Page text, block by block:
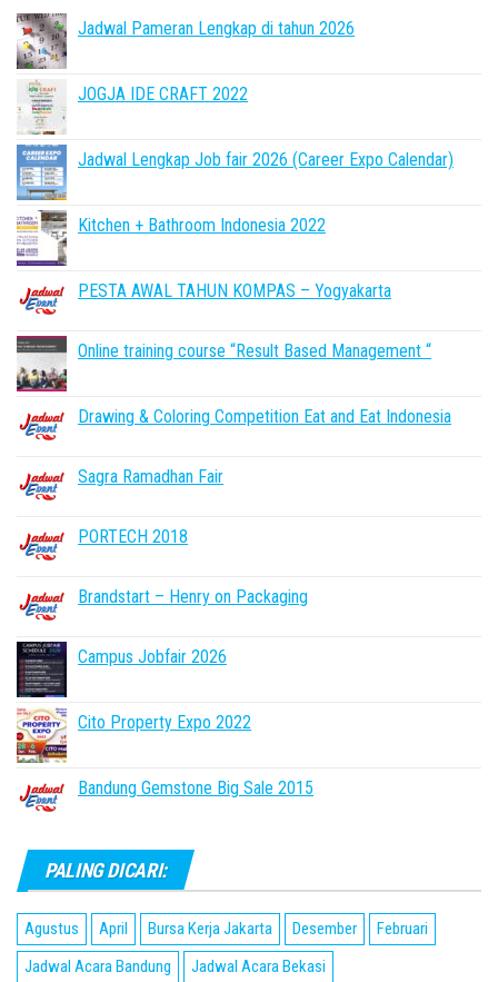
Jadwal Pameran Lengkap di tahun 2026
JOGJA IDE CRAFT 2022
Jadwal Lengkap Job fair 2026 (Career Expo Calendar)
Kitchen + Bathroom Indonesia 2022
PESTA AWAL TAHUN KOMPAS – Yogyakarta
Online training course “Result Based Management “
Drawing & Coloring Competition Eat and Eat Indonesia
Sagra Ramadhan Fair
PORTECH 2018
Brandstart – Henry on Packaging
Campus Jobfair 2026
Cito Property Expo 2022
Bandung Gemstone Big Sale 2015
PALING DICARI:
Agustus April Bursa Kerja Jakarta Desember
Februari
Jadwal Acara Bandung
Jadwal Acara Bekasi